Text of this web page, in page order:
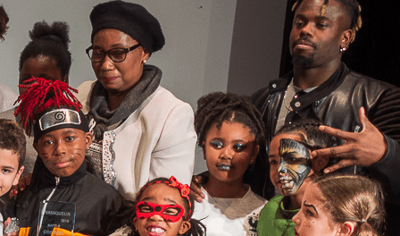
Exporter les lignes sélectionnées
Exporter toutes les colonnes
Exporter uniquement les colonnes affichées
Menu
<
>
SESSION 2 STYLE 2026 Programme
SESSION 2 STYLE 2026
SESSION 2 STYLE 2025
SESSION 2 STYLE 2024 "The Celebration" - Eté 2024
Session 2 Style 2023